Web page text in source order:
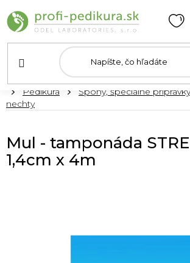
na
obsah
DomovPedikúra Špony, špeciálne prípravky
nechty
Mul - tamponáda
1,4cm x 4m